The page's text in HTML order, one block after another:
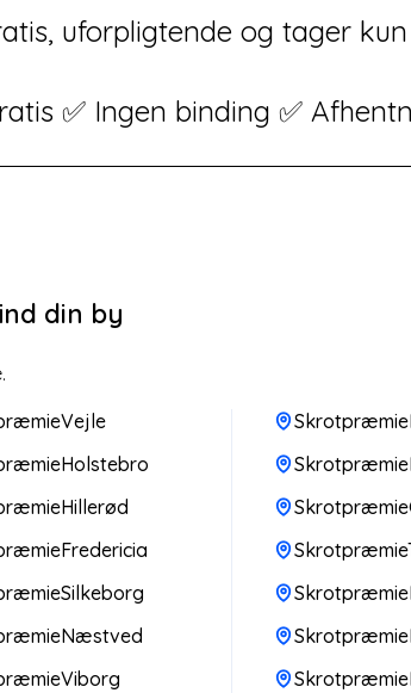
uforpligtende og tager kun
✅ Ingen binding ✅
din by